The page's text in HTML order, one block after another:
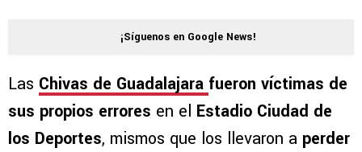
¡Síguenos en Google News!
Las Chivas de Guadalajara fueron víctimas de
sus propios errores en el Estadio Ciudad de
los Deportes, mismos que los llevaron a perder